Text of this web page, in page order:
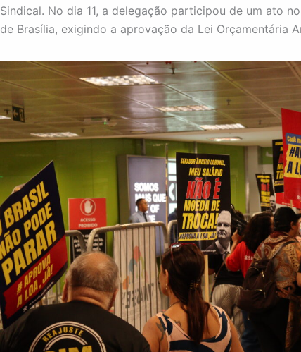
Sindical. No dia 11, a delegação participou de um ato
de Brasília, exigindo a aprovação da Lei Orçamentária